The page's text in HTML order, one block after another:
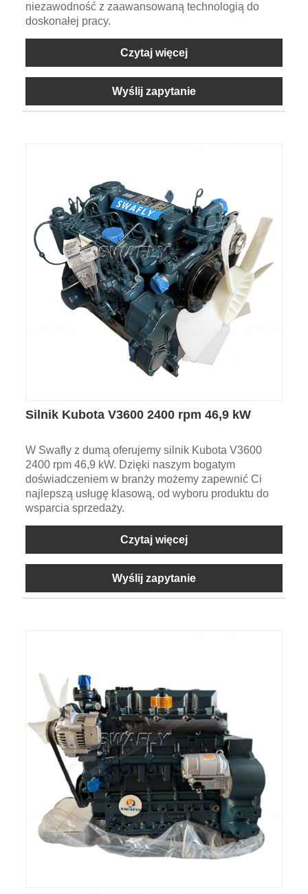
niezawodność z zaawansowaną technologią do
doskonałej pracy.
Czytaj więcej
Wyślij zapytanie
Silnik Kubota V3600 2400 rpm 46,9 kW
W Swafly z dumą oferujemy silnik Kubota V3600
2400 rpm 46,9 kW. Dzięki naszym bogatym
doświadczeniem w branży możemy zapewnić Ci
najlepszą usługę klasową, od wyboru produktu do
wsparcia sprzedaży.
Czytaj więcej
Wyślij zapytanie